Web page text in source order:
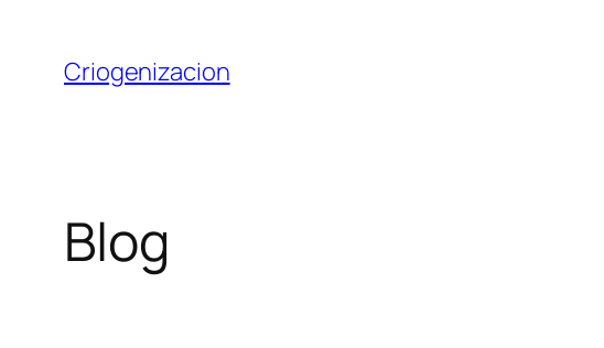
contenido
Criogenizacion
Blog